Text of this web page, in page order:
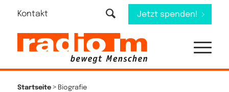
Kontakt Jetzt spenden!
Startseite> Biografie